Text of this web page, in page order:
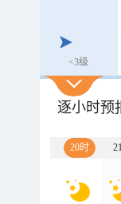
<3级
逐小时预
20时